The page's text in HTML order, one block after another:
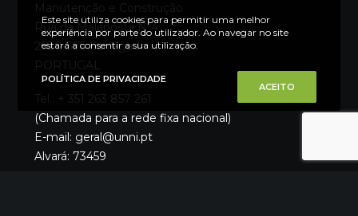
Manutenção e Construção
Rua da Malaposta Nº4
2580-596 Carregado
PORTUGAL
Tel.: + 351 263 857 261
(Chamada para a rede fixa nacional)
E-mail: geral@unni.pt
Alvará: 73459
Este site utiliza cookies para permitir uma melhor
experiência por parte do utilizador. Ao navegar no site
estará a consentir a sua utilização.
POLÍTICA DE PRIVACIDADE
ACEITO